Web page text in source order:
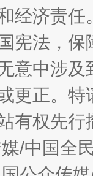
"炒
经济责
宪法，
意中涉
更正。
有权先
/中国全